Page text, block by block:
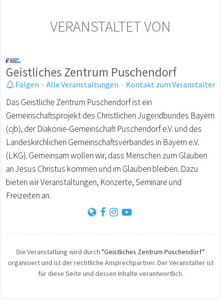
VERANSTALTET VON
Geistliches Zentrum Puschendorf
Folgen · Alle Veranstaltungen · Kontakt zum Veranstalter
Das Geistliche Zentrum Puschendorf ist ein
Gemeinschaftsprojekt des Christlichen Jugendbundes Bayern
(cjb), der Diakonie-Gemeinschaft Puschendorf e.V. und des
Landeskirchlichen Gemeinschaftsverbandes in Bayern e.V.
(LKG). Gemeinsam wollen wir, dass Menschen zum Glauben
an Jesus Christus kommen und im Glauben bleiben. Dazu
bieten wir Veranstaltungen, Konzerte, Seminare und
Freizeiten an.
Die Veranstaltung wird durch "Geistliches Zentrum Puschendorf"
organisiert und ist der rechtliche Ansprechpartner. Der Veranstalter ist
für diese Seite und dessen Inhalte verantwortlich.